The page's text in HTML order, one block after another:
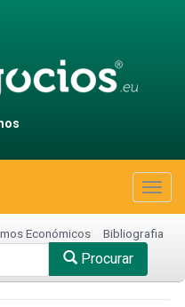
Económicos Bibliografia
Procurar